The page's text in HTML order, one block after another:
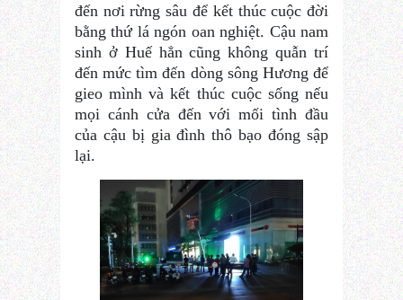
đến nơi rừng sâu để kết thúc cuộc đời
bằng thứ lá ngón oan nghiệt. Cậu nam
sinh ở Huế hẳn cũng không quẫn trí
đến mức tìm đến dòng sông Hương để
gieo mình và kết thúc cuộc sống nếu
mọi cánh cửa đến với mối tình đầu
của cậu bị gia đình thô bạo đóng sập
lại.